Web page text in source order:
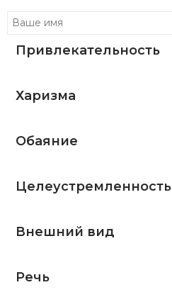
Привлекательность
Харизма
Обаяние
Целеустремленность
Внешний вид
Речь